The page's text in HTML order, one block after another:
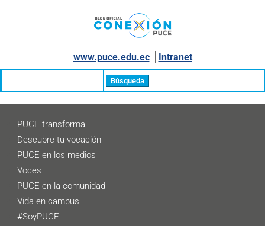
www.puce.edu.ec│ Intranet
PUCE transforma
Descubre tu vocación
PUCE en los medios
Voces
PUCE en la comunidad
Vida en campus
#SoyPUCE